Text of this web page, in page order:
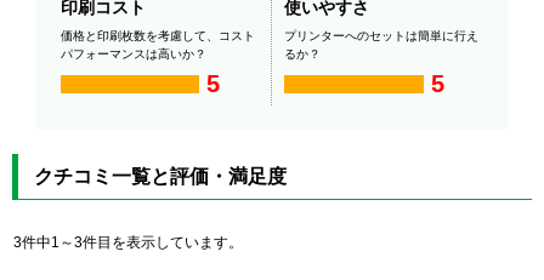
印刷コスト
価格と印刷枚数を考慮して、コスト
パフォーマンスは高いか？
5
使いやすさ
プリンターへのセットは簡単に行え
るか？
5
クチコミ一覧と評価・満足度
3件中1～3件目を表示しています。